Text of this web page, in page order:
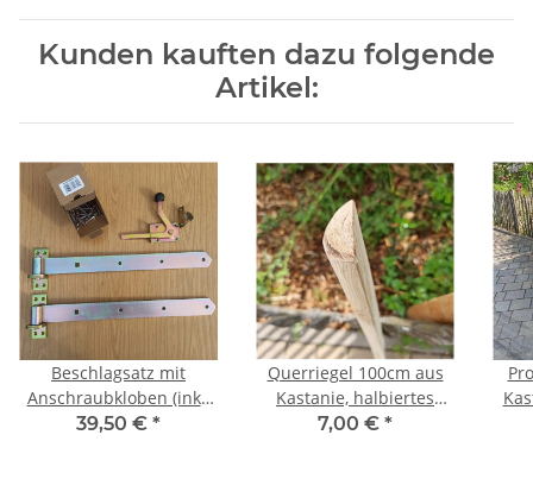
Kunden kauften dazu folgende
Artikel:
Beschlagsatz mit
Anschraubkloben (inkl.
Schraubenkit in
39,50 € *
Querriegel 100cm aus
Kastanie, halbiertes
Rundholz geschliffen
7,00 € *